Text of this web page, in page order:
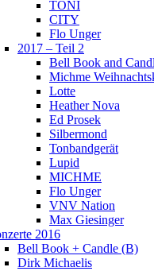
TONI
CITY
Flo Unger
2017 – Teil 2
Bell Book and
Michme
Lotte
Heather Nova
Ed Prosek
Silbermond
Tonbandgerät
Lupid
MICHME
Flo Unger
VNV Nation
Max Giesinger
2016
Bell Book + Candle (B)
Dirk Michaelis